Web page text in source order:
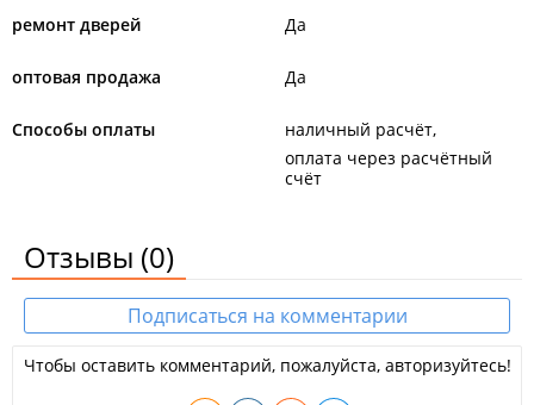
ремонт дверей Да
оптовая продажа Да
Способы оплаты
наличный расчёт
оплата через расчётный
счёт
Отзывы (0)
Подписаться на комментарии
Чтобы оставить комментарий, пожалуйста, авторизуйтесь!